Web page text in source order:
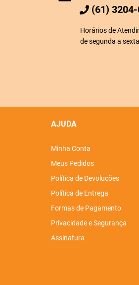
(61)
Horários de
de segunda a
AJUDA
Minha Conta
Meus Pedidos
Política de Devoluções
Política de Entrega
Formas de Pagamento
Privacidade e Segurança
Assinatura